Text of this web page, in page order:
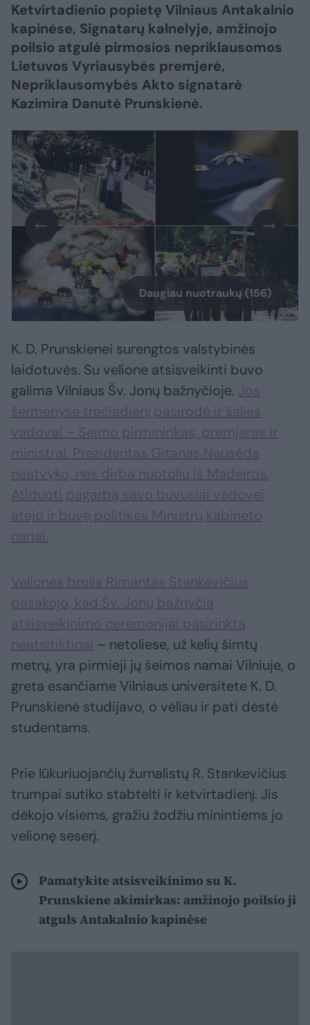
Ketvirtadienio popietę Vilniaus Antakalnio
kapinėse, Signatarų kalnelyje, amžinojo
poilsio atgulė pirmosios nepriklausomos
Lietuvos Vyriausybės premjerė,
Nepriklausomybės Akto signatarė
Kazimira Danutė Prunskienė.
Daugiau nuotraukų (156)
K. D. Prunskienei surengtos valstybinės
laidotuvės. Su velione atsisveikinti buvo
galima Vilniaus Šv. Jonų bažnyčioje. Jos
šermenyse trečiadienį pasirodė ir šalies
vadovai – Seimo pirmininkas, premjeras ir
ministrai. Prezidentas Gitanas Nausėda
neatvyko, nes dirba nuotoliu iš Madeiros.
Atiduoti pagarbą savo buvusiai vadovei
atėjo ir buvę politikės Ministrų kabineto
nariai.
Velionės brolis Rimantas Stankevičius
pasakojo, kad Šv. Jonų bažnyčia
atsisveikinimo ceremonijai pasirinkta
neatsitiktinai – netoliese, už kelių šimtų
metrų, yra pirmieji jų šeimos namai Vilniuje, o
greta esančiame Vilniaus universitete K. D.
Prunskienė studijavo, o vėliau ir pati dėstė
studentams.
Prie lūkuriuojančių žurnalistų R. Stankevičius
trumpai sutiko stabtelti ir ketvirtadienį. Jis
dėkojo visiems, gražiu žodžiu minintiems jo
velionę seserį.
Pamatykite atsisveikinimo su K.
Prunskiene akimirkas: amžinojo poilsio ji
atguls Antakalnio kapinėse